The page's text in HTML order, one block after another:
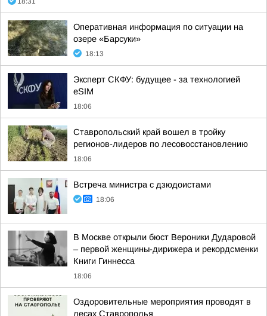
Оперативная информация по ситуации на
озере «Барсуки»
18:13
Эксперт СКФУ: будущее - за технологией
eSIM
18:06
Ставропольский край вошел в тройку
регионов-лидеров по лесовосстановлению
18:06
Встреча министра с дзюдоистами
18:06
В Москве открыли бюст Вероники Дударовой
– первой женщины-дирижера и рекордсменки
Книги Гиннесса
18:06
Оздоровительные мероприятия проводят в
лесах Ставрополья